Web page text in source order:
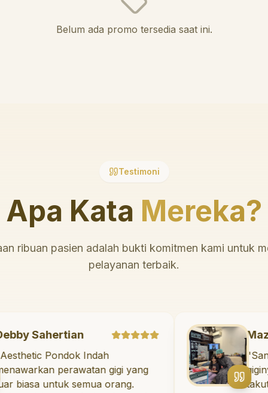
Belum ada promo tersedia saat ini.
Testimoni
Apa Kata Mereka?
ribuan pasien adalah bukti komitmen kami untuk
pelayanan terbaik.
Debby Sahertian
"Aesthetic Pondok Indah
menawarkan perawatan gigi yang
luar biasa untuk semua orang.